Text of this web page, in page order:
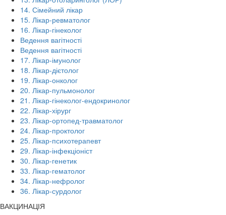
14. Сімейний лікар
15. Лікар-ревматолог
16. Лікар-гінеколог
Ведення вагітності
Ведення вагітності
17. Лікар-імунолог
18. Лікар-дієтолог
19. Лікар-онколог
20. Лікар-пульмонолог
21. Лікар-гінеколог-ендокринолог
22. Лікар-хірург
23. Лікар-ортопед-травматолог
24. Лікар-проктолог
25. Лікар-психотерапевт
29. Лікар-інфекціоніст
30. Лікар-генетик
33. Лікар-гематолог
34. Лікар-нефролог
36. Лікар-сурдолог
ВАКЦИНАЦІЯ